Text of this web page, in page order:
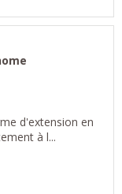
d'extension en
à l...